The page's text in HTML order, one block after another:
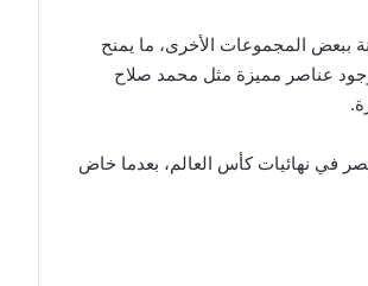
المجموعات الأخرى، ما يمنح
وجود عناصر مميزة مثل محمد صلاح
في نهائيات كأس العالم، بعدما خاض